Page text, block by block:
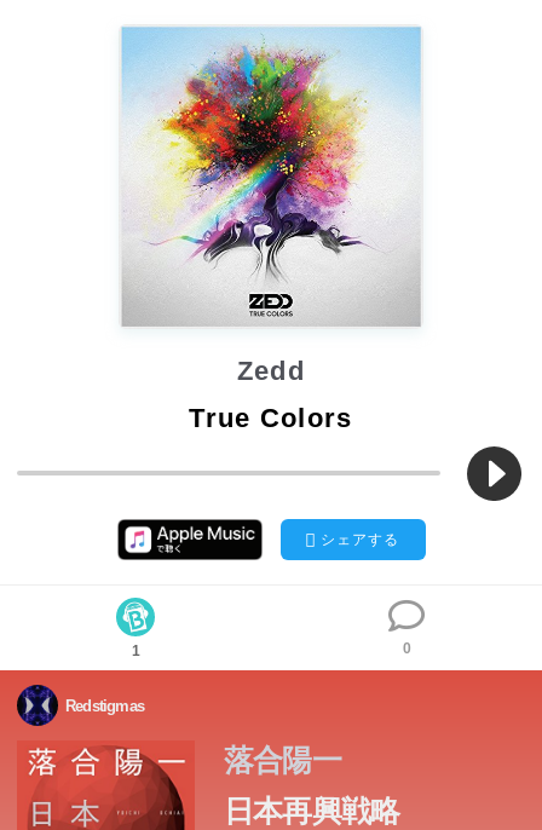
Zedd
True Colors
シェアする
1 0
Redstigmas
落合陽一
日本再興戦略